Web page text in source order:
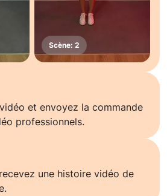
et envoyez la commande
professionnels.
une histoire vidéo de